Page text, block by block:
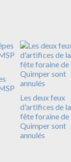
Les deux feux
d'artifices de la
fête foraine de
Quimper sont
annulés